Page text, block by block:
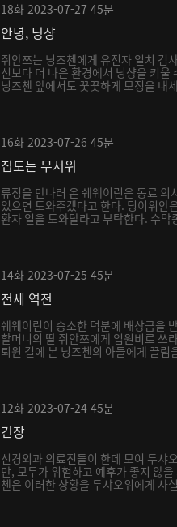
18화 2023-07-27 45분
안녕, 닝샹
쥐안쯔는 닝즈첸에게 유전자 일치 검
신보다 더 나은 환경에서 닝샹을 키울
닝즈첸 앞에서도 꿋꿋하게 모정을 내
16화 2023-07-26 45분
집도는 무서워
류정을 만나러 온 쉐웨이린은 동료 의
있으면 도와주겠다고 한다. 딩이위안
환자 일을 도와달라고 부탁한다. 수막
14화 2023-07-25 45분
전세 역전
쉐웨이린이 승소한 덕분에 배상금을
할머니의 딸 쥐안쯔에게 입원비로 쓰
퇴원 길에 본 닝즈첸의 아들에게 끌림
12화 2023-07-24 45분
긴장
신경외과 의료진들이 한데 모여 두샤
만, 모두가 위험하고 예후가 좋지 않
첸은 이러한 상황을 두샤오위에게 사